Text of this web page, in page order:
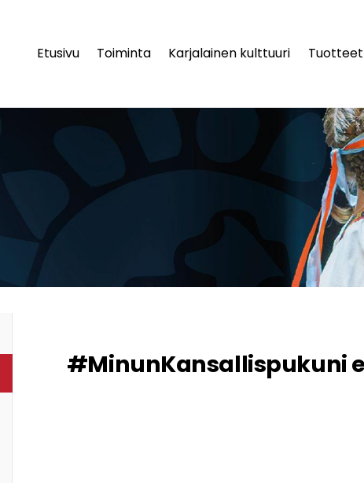
Etusivu Toiminta Karjalainen kulttuuri Tuotteet
#MinunKansallispukuni